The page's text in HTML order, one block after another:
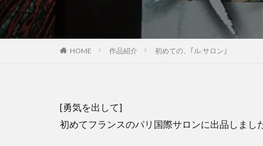
HOME 作品紹介 初めての、｢ル.サロン｣
[勇気を出して]
初めてフランスのパリ国際サロンに出品しまし